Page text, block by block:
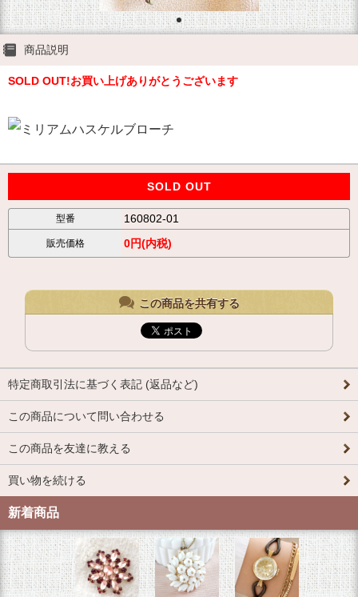
商品説明
SOLD OUT!お買い上げありがとうございます
SOLD OUT
型番 160802-01
販売価格 0円(内税)
この商品を共有する
特定商取引法に基づく表記 (返品など)
この商品について問い合わせる
この商品を友達に教える
買い物を続ける
新着商品